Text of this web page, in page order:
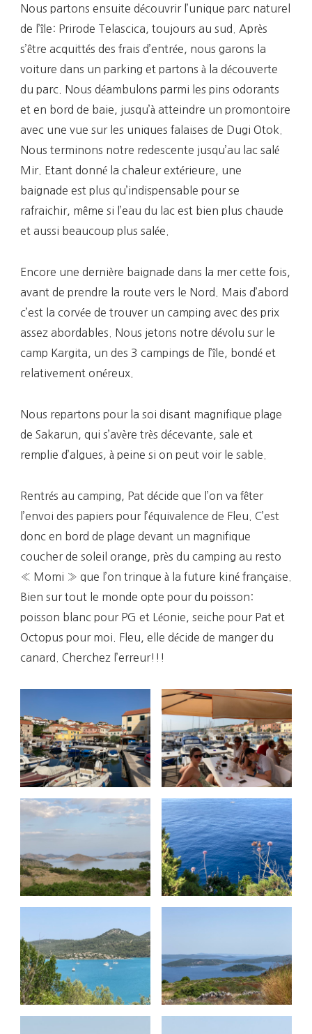
Nous partons ensuite découvrir l’unique parc naturel
de l’île: Prirode Telascica, toujours au sud. Après
s’être acquittés des frais d’entrée, nous garons la
voiture dans un parking et partons à la découverte
du parc. Nous déambulons parmi les pins odorants
et en bord de baie, jusqu’à atteindre un promontoire
avec une vue sur les uniques falaises de Dugi Otok.
Nous terminons notre redescente jusqu’au lac salé
Mir. Etant donné la chaleur extérieure, une
baignade est plus qu’indispensable pour se
rafraichir, même si l’eau du lac est bien plus chaude
et aussi beaucoup plus salée.
Encore une dernière baignade dans la mer cette fois,
avant de prendre la route vers le Nord. Mais d’abord
c’est la corvée de trouver un camping avec des prix
assez abordables. Nous jetons notre dévolu sur le
camp Kargita, un des 3 campings de l’île, bondé et
relativement onéreux.
Nous repartons pour la soi disant magnifique plage
de Sakarun, qui s’avère très décevante, sale et
remplie d’algues, à peine si on peut voir le sable.
Rentrés au camping, Pat décide que l’on va fêter
l’envoi des papiers pour l’équivalence de Fleu. C’est
donc en bord de plage devant un magnifique
coucher de soleil orange, près du camping au resto
« Momi » que l’on trinque à la future kiné française.
Bien sur tout le monde opte pour du poisson:
poisson blanc pour PG et Léonie, seiche pour Pat et
Octopus pour moi. Fleu, elle décide de manger du
canard. Cherchez l’erreur!!!